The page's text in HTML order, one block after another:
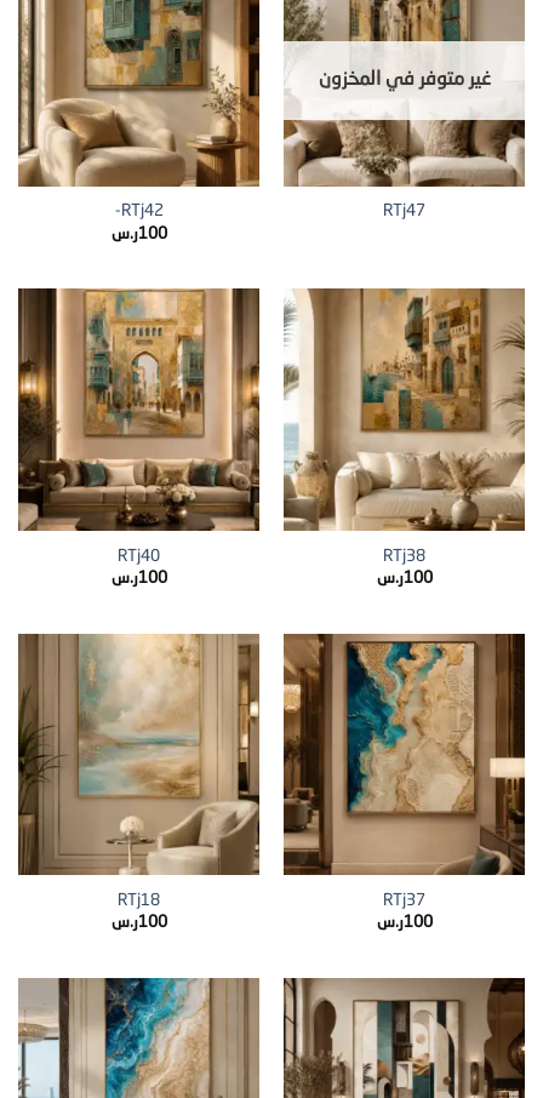
غير متوفر في المخزون
RTj47
RTj42-
100ر.س
RTj38
100ر.س
RTj40
100ر.س
RTj37
100ر.س
RTj18
100ر.س